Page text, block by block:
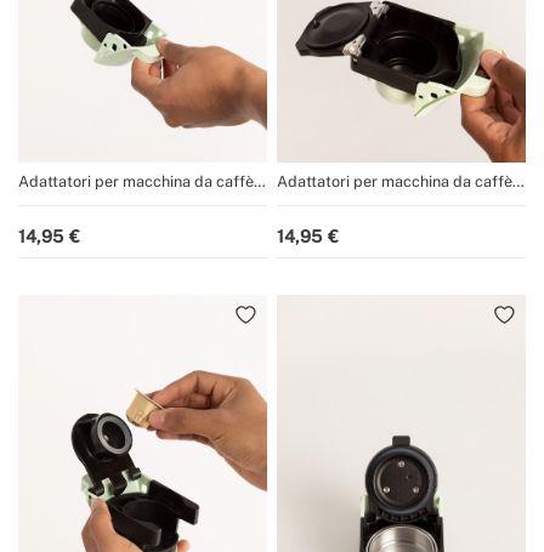
Adattatori per macchina da caffè
14,95
Adattatori per macchina da caffè
14,95